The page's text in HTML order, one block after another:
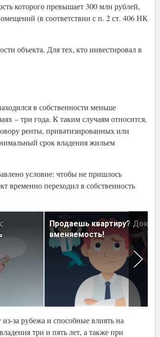
которого превышает 300 млн рублей,
(в соответствии с п. 2 ст. 406 НК
объекта. Для тех, кто инвестировал в
в собственности меньше
– три года. К таким случаям относится,
ренты, приватизированных или
срок владения жильем
условие: чтобы не пришлось
временно переходил в собственность
Продаешь квартиру? Докажи
вменяемость!
за рубежа и способные влиять на
три и пять лет, а также при